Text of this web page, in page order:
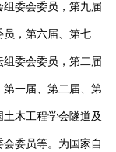
委会委员，第九届
员，第六届、第七
委会委员，第二届
一届、第二届、第
木工程学会隧道及
委员等。为国家自